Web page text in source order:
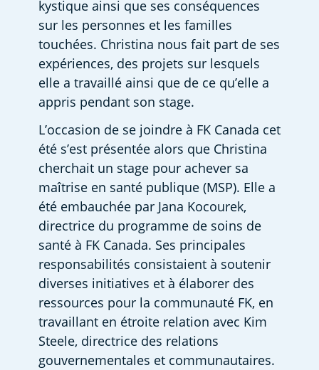
kystique ainsi que ses conséquences
sur les personnes et les familles
touchées. Christina nous fait part de ses
expériences, des projets sur lesquels
elle a travaillé ainsi que de ce qu’elle a
appris pendant son stage.
L’occasion de se joindre à FK Canada cet
été s’est présentée alors que Christina
cherchait un stage pour achever sa
maîtrise en santé publique (MSP). Elle a
été embauchée par Jana Kocourek,
directrice du programme de soins de
santé à FK Canada. Ses principales
responsabilités consistaient à soutenir
diverses initiatives et à élaborer des
ressources pour la communauté FK, en
travaillant en étroite relation avec Kim
Steele, directrice des relations
gouvernementales et communautaires.